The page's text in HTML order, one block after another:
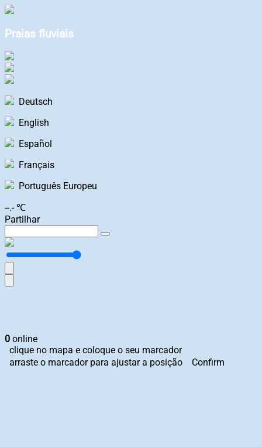
Praias fluviais
Deutsch
English
Español
Français
Português Europeu
--.- ℃
Partilhar
0 online
clique no mapa e coloque o seu marcador
arraste o marcador para ajustar a posição
Confirm